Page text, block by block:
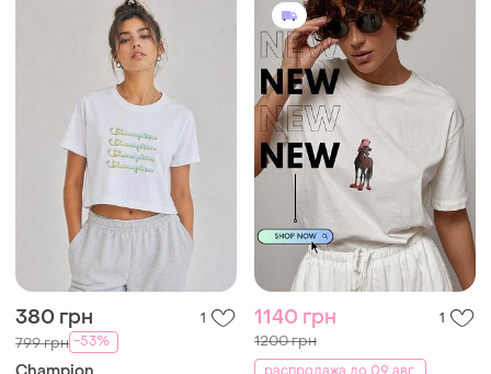
380 грн 1
799 грн -53%
1140 грн 1
1200 грн